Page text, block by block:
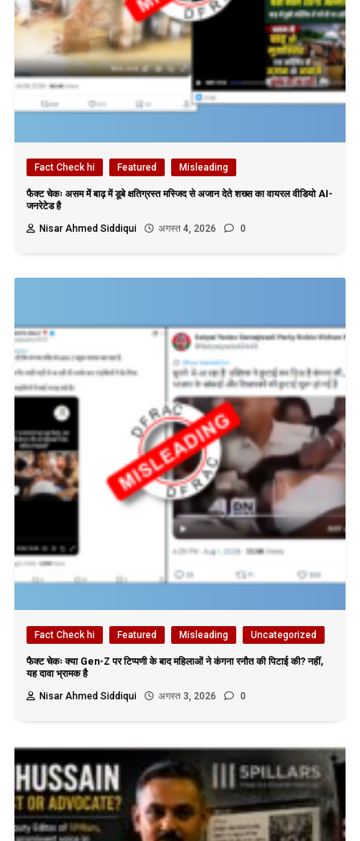
Fact Check hi Featured Misleading
फैक्ट चेकः असम में बाढ़ में डूबे क्षतिग्रस्त मस्जिद से अजान देते शख्स का वायरल वीडियो AI-
जनरेटेड है
Nisar Ahmed Siddiqui
अगस्त 4, 2026 0
Fact Check hi Featured Misleading Uncategorized
फैक्ट चेकः क्या Gen-Z पर टिप्पणी के बाद महिलाओं ने कंगना रनौत की पिटाई की? नहीं,
यह दावा भ्रामक है
Nisar Ahmed Siddiqui
अगस्त 3, 2026 0